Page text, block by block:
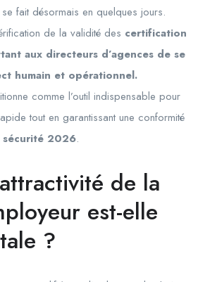
fait désormais en quelques jours.
de la validité des certification
aux directeurs d’agences de se
humain et opérationnel.
comme l’outil indispensable pour
tout en garantissant une conformité
sécurité 2026.
de la
est-elle
?